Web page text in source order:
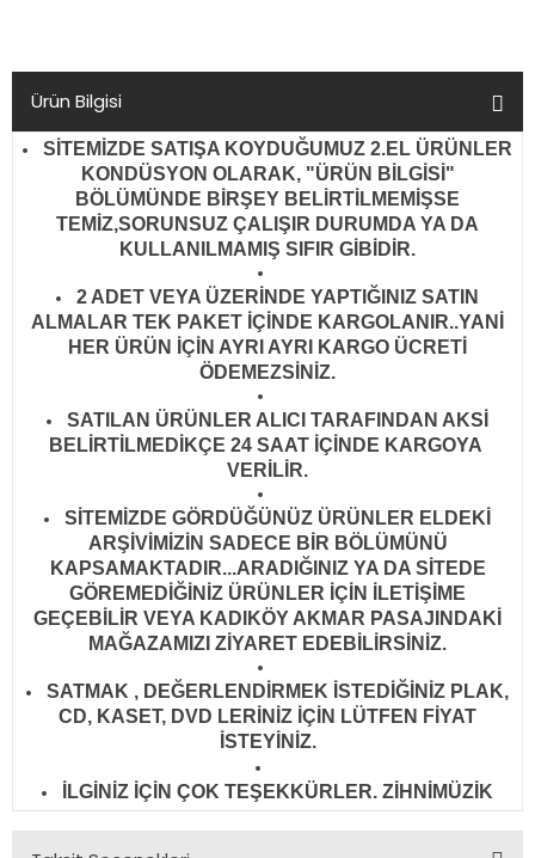
Ürün Bilgisi
SİTEMİZDE SATIŞA KOYDUĞUMUZ 2.EL ÜRÜNLER
KONDÜSYON OLARAK, "ÜRÜN BİLGİSİ"
BÖLÜMÜNDE BİRŞEY BELİRTİLMEMİŞSE
TEMİZ,SORUNSUZ ÇALIŞIR DURUMDA YA DA
KULLANILMAMIŞ SIFIR GİBİDİR.
2 ADET VEYA ÜZERİNDE YAPTIĞINIZ SATIN
ALMALAR TEK PAKET İÇİNDE KARGOLANIR..YANİ
HER ÜRÜN İÇİN AYRI AYRI KARGO ÜCRETİ
ÖDEMEZSİNİZ.
SATILAN ÜRÜNLER ALICI TARAFINDAN AKSİ
BELİRTİLMEDİKÇE 24 SAAT İÇİNDE KARGOYA
VERİLİR.
SİTEMİZDE GÖRDÜĞÜNÜZ ÜRÜNLER ELDEKİ
ARŞİVİMİZİN SADECE BİR BÖLÜMÜNÜ
KAPSAMAKTADIR...ARADIĞINIZ YA DA SİTEDE
GÖREMEDİĞİNİZ ÜRÜNLER İÇİN İLETİŞİME
GEÇEBİLİR VEYA KADIKÖY AKMAR PASAJINDAKİ
MAĞAZAMIZI ZİYARET EDEBİLİRSİNİZ.
SATMAK , DEĞERLENDİRMEK İSTEDİĞİNİZ PLAK,
CD, KASET, DVD LERİNİZ İÇİN LÜTFEN FİYAT
İSTEYİNİZ.
İLGİNİZ İÇİN ÇOK TEŞEKKÜRLER. ZİHNİMÜZİK